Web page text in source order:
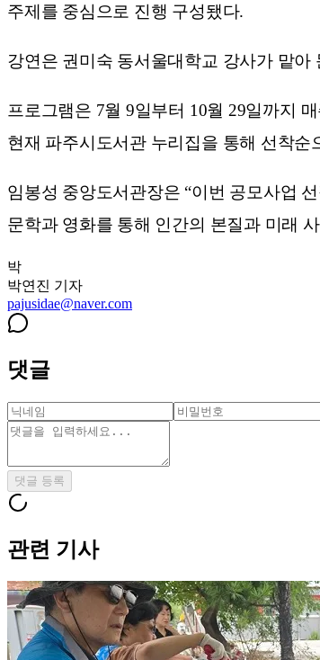
주제를 중심으로 진행 구성됐다.
강연은 권미숙 동서울대학교 강사가 맡
프로그램은 7월 9일부터 10월 29일까지
현재 파주시도서관 누리집을 통해 선착순
임봉성 중앙도서관장은 “이번 공모사업
문학과 영화를 통해 인간의 본질과 미래
박
박연진 기자
pajusidae@naver.com
댓글
댓글 등록
관련 기사